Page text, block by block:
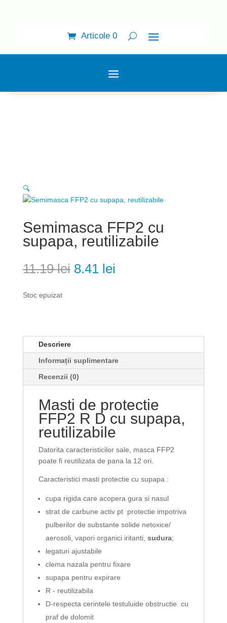
Articole 0
🔍
Semimasca FFP2 cu
supapa, reutilizabile
11.19lei Prețul
8.41 lei
Stoc epuizat
Descriere
Informații suplimentare
Recenzii (0)
Masti de protectie
FFP2 R D cu supapa,
reutilizabile
Datorita caracteristicilor sale, masca FFP2
poate fi reutilizata de pana la 12 ori.
Caracteristici masti protectie cu supapa :
cupa rigida care acopera gura si nasul
strat de carbune activ pt protectie impotriva
pulberilor de substante solide netoxice/
aerosoli, vapori organici iritanti, sudura;
legaturi ajustabile
clema nazala pentru fixare
supapa pentru expirare
R - reutilizabila
D-respecta cerintele testuluide obstructie cu
praf de dolomit